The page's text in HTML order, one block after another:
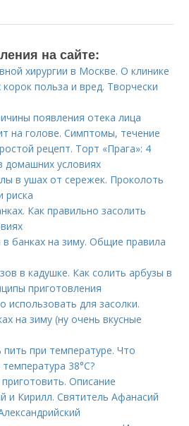
на сайте:
хирургии в Москве. О клинике
польза и вред. Творчески
появления отека лица
на голове. Cимптомы, течение
рецепт. Торт «Прага»: 4
домашних условиях
в ушах от сережек. Проколоть
риска
Как правильно засолить
в банках на зиму. Общие правила
в кадушке. Как солить арбузы в
приготовления
использовать для засолки.
на зиму (ну очень вкусные
при температуре. Что
38°С?
Описание
и Кирилл. Святитель Афанасий